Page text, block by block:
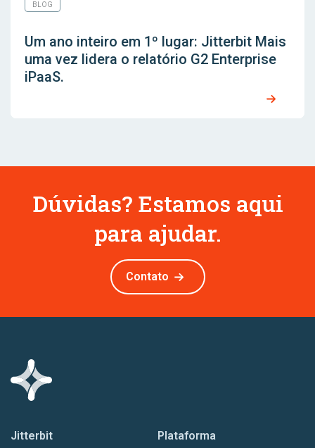
BLOG
Um ano inteiro em 1º lugar: Jitterbit Mais
uma vez lidera o relatório G2 Enterprise
iPaaS.
Dúvidas? Estamos aqui
para ajudar.
Contato
Jitterbit Plataforma